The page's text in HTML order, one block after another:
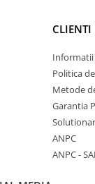
CLIENTI
Politica
Metode
Garantia
ANPC
ANPC -